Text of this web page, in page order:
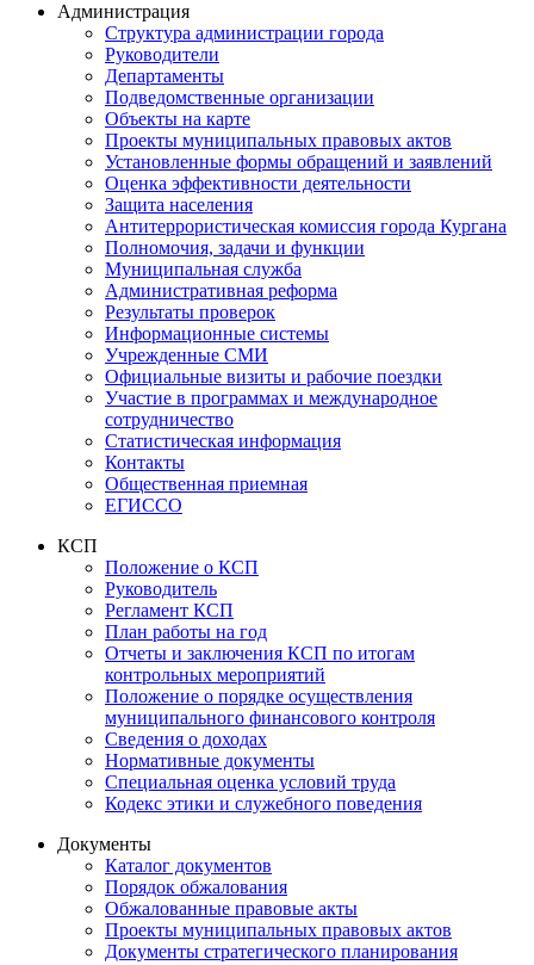
Администрация
Структура администрации города
Руководители
Департаменты
Подведомственные организации
Объекты на карте
Проекты муниципальных правовых актов
Установленные формы обращений и заявлений
Оценка эффективности деятельности
Защита населения
Антитеррористическая комиссия города Кургана
Полномочия, задачи и функции
Муниципальная служба
Административная реформа
Результаты проверок
Информационные системы
Учрежденные СМИ
Официальные визиты и рабочие поездки
Участие в программах и международное
сотрудничество
Статистическая информация
Контакты
Общественная приемная
ЕГИССО
КСП
Положение о КСП
Руководитель
Регламент КСП
План работы на год
Отчеты и заключения КСП по итогам
контрольных мероприятий
Положение о порядке осуществления
муниципального финансового контроля
Сведения о доходах
Нормативные документы
Специальная оценка условий труда
Кодекс этики и служебного поведения
Документы
Каталог документов
Порядок обжалования
Обжалованные правовые акты
Проекты муниципальных правовых актов
Документы стратегического планирования